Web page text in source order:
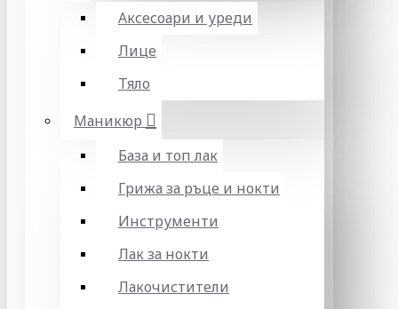
Аксесоари и уреди
Лице
Тяло
Маникюр
База и топ лак
Грижа за ръце и нокти
Инструменти
Лак за нокти
Лакочистители